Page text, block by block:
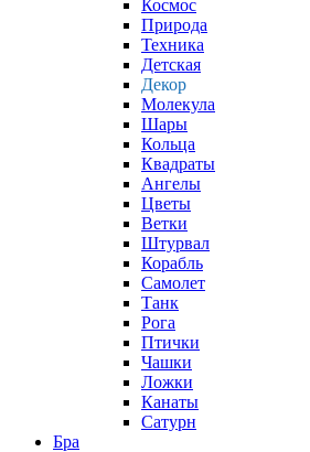
Космос
Природа
Техника
Детская
Декор
Молекула
Шары
Кольца
Квадраты
Ангелы
Цветы
Ветки
Штурвал
Корабль
Самолет
Танк
Рога
Птички
Чашки
Ложки
Канаты
Сатурн
Бра